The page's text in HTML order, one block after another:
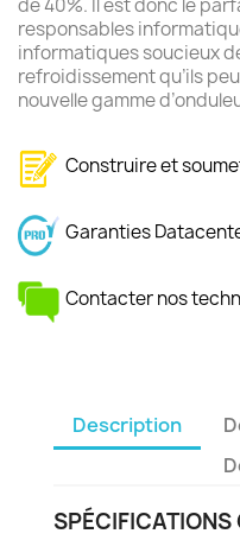
de 40%. Il est donc le
responsables
informatiques soucieux
refroidissement qu’ils
nouvelle gamme
Construire et
Garanties
Contacter nos
Description
SPÉCIFICATIONS